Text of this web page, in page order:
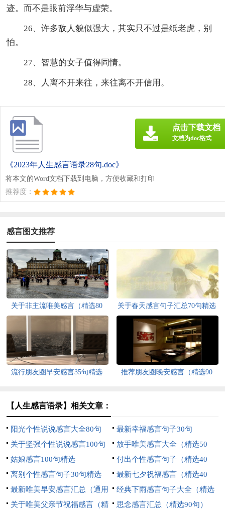
迹。而不是眼前浮华与虚荣。
26、许多敌人貌似强大，其实只不过是纸老虎，别
怕。
27、智慧的女子值得同情。
28、人离不开来往，来往离不开信用。
《2023年人生感言语录28句.doc》
将本文的Word文档下载到电脑，方便收藏和打印
推荐度：
点击下载文档
文档为doc格式
感言图文推荐
关于非主流唯美感言（精选80
句）
关于春天感言句子汇总70句精选
流行朋友圈早安感言35句精选
推荐朋友圈晚安感言（精选90
【人生感言语录】相关文章：
阳光个性说说感言大全80句
最新幸福感言句子30句
关于坚强个性说说感言100句
精选
放手唯美感言大全（精选50
句）
姑娘感言100句精选
付出个性感言句子（精选40
句）
离别个性感言句子30句精选
最新七夕祝福感言（精选40
句）
最新唯美早安感言汇总（通用
150句）
经典下雨感言句子大全（精选
60句）
关于唯美父亲节祝福感言（精 思念感言汇总（精选90句）